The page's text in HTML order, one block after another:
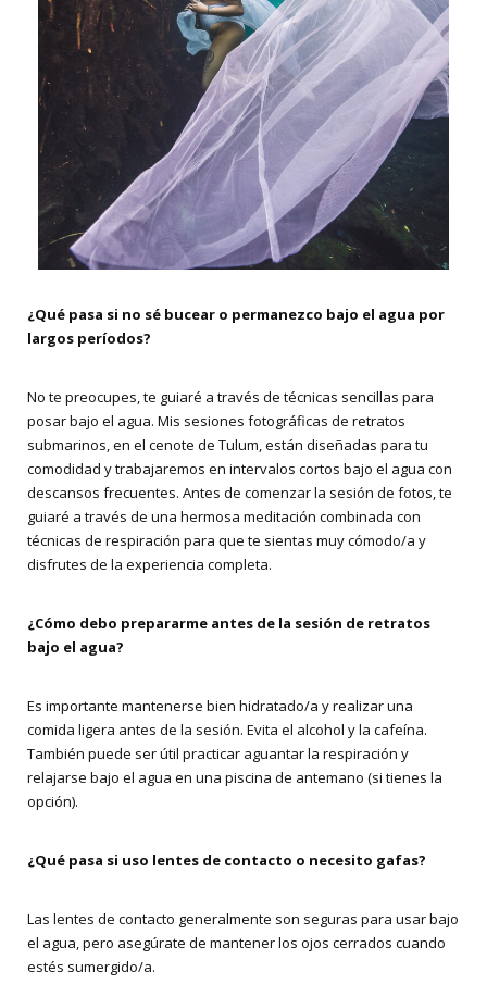
¿Qué pasa si no sé bucear o permanezco bajo el agua por
largos períodos?
No te preocupes, te guiaré a través de técnicas sencillas para
posar bajo el agua. Mis sesiones fotográficas de retratos
submarinos, en el cenote de Tulum, están diseñadas para tu
comodidad y trabajaremos en intervalos cortos bajo el agua con
descansos frecuentes. Antes de comenzar la sesión de fotos, te
guiaré a través de una hermosa meditación combinada con
técnicas de respiración para que te sientas muy cómodo/a y
disfrutes de la experiencia completa.
¿Cómo debo prepararme antes de la sesión de retratos
bajo el agua?
Es importante mantenerse bien hidratado/a y realizar una
comida ligera antes de la sesión. Evita el alcohol y la cafeína.
También puede ser útil practicar aguantar la respiración y
relajarse bajo el agua en una piscina de antemano (si tienes la
opción).
¿Qué pasa si uso lentes de contacto o necesito gafas?
Las lentes de contacto generalmente son seguras para usar bajo
el agua, pero asegúrate de mantener los ojos cerrados cuando
estés sumergido/a.